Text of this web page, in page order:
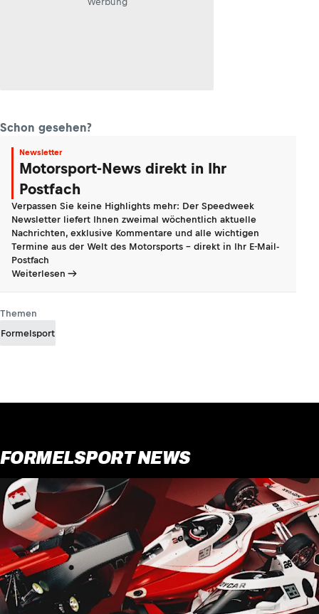
Schon gesehen?
Newsletter
Motorsport-News direkt in Ihr
Postfach
Verpassen Sie keine Highlights mehr: Der Speedweek
Newsletter liefert Ihnen zweimal wöchentlich aktuelle
Nachrichten, exklusive Kommentare und alle wichtigen
Termine aus der Welt des Motorsports - direkt in Ihr E-Mail-
Postfach
Weiterlesen
Themen
Formelsport
FORMELSPORT NEWS